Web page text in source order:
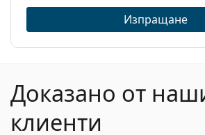
Изпращане
Доказано от
клиенти